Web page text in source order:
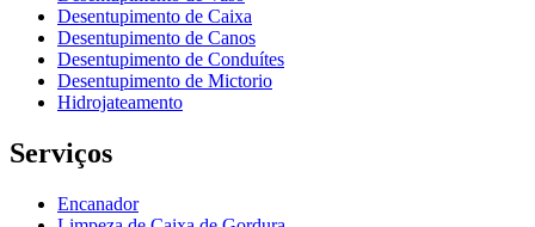
Desentupimento de Caixa
Desentupimento de Canos
Desentupimento de Conduítes
Desentupimento de Mictorio
Hidrojateamento
Serviços
Encanador